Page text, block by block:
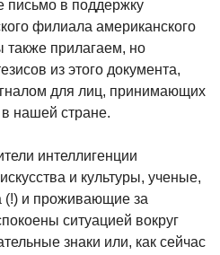
письмо в поддержку
филиала американского
прилагаем, но
из этого документа,
для лиц, принимающих
нашей стране.
интеллигенции
и культуры, ученые,
(!) и проживающие за
ситуацией вокруг
знаки или, как сейчас